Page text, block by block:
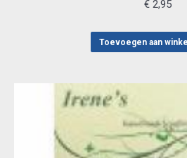
€2,95
Toevoegen aan